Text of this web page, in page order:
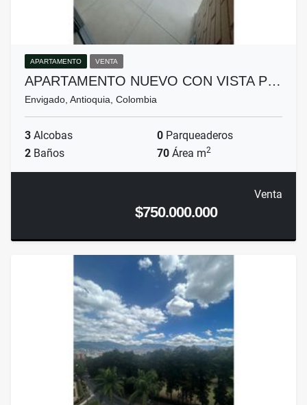
APARTAMENTO VENTA
APARTAMENTO NUEVO CON VISTA P…
Envigado, Antioquia, Colombia
3 Alcobas 0 Parqueaderos
2 Baños 70 Área m2
Venta
$750.000.000